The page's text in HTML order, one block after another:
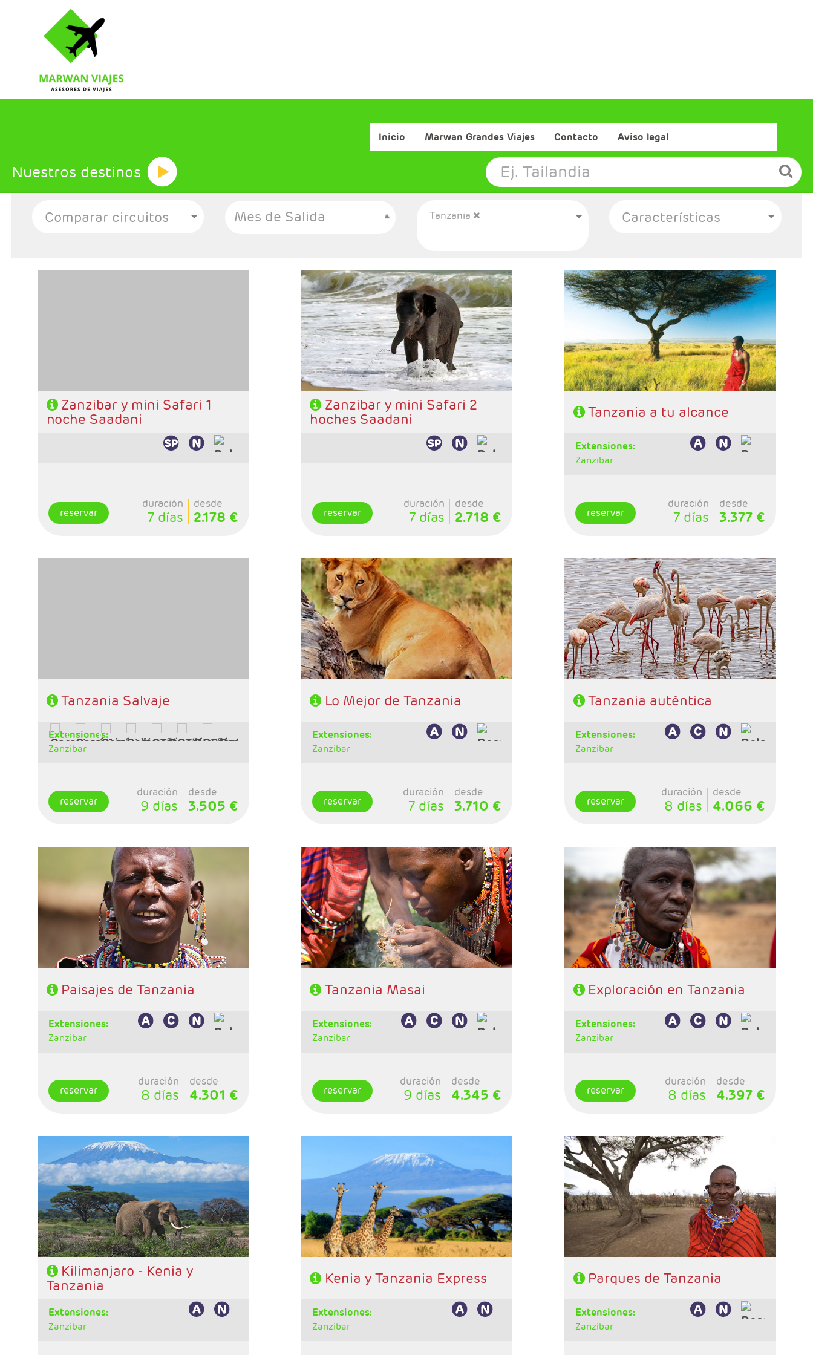
Inicio Marwan Grandes Viajes Contacto Aviso legal
Nuestros destinos
Mes de Salida Tanzania
Zanzibar y mini Safari 1
noche Saadani
reservar
duración
7 días
desde
2.178 €
- Salidas: Diarias
- Ruta: Stone Town 1 noche, Sadani 2 noche y
playas de Zanzibar 2 noches (ampliables)
- Categoría hotelera: A elección del cliente
- Régimen: Pensión completa en safari y de
libre elección en Zanzibar
Zanzibar y mini Safari 2
hoches Saadani
reservar
duración
7 días
desde
2.718 €
- Salidas:Martes y sábados
- Ruta: 1 noche Tarangire, 2 noches serengeti
y 1 noche Karatu
- Régimen: Pensión completa
Tanzania a tu alcance
extensiones:
Zanzibar
reservar
duración
7 días
desde
3.377 €
Tanzania Salvaje
extensiones:
Zanzibar
reservar
duración
9 días
desde
3.505 €
- Salidas:Martes
- Ruta: 1 noche Karatu, 2n Serengeti,1n
Tarangire
- Régimen: Pensión completa
- A destacar: Visado a la entrada del país.
Lo Mejor de Tanzania
extensiones:
Zanzibar
reservar
duración
7 días
desde
3.710 €
- Salidas: Martes
- Ruta: 1noche Campamento Masai, 1 noche
Tarangire, 2n Serengeti, 1 noche Ngorongoro
- Régimen: Pensión completa
- A destacar: Visado a la entrada del país.
Tanzania auténtica
extensiones:
Zanzibar
reservar
duración
8 días
desde
4.066 €
- Salidas: Martes
- Ruta: 2 noche Lake Manyara, 2 noches
Serengeti, 1 noche Ngorongoro
- Régimen: Pensión completa
Paisajes de Tanzania
extensiones:
Zanzibar
reservar
duración
8 días
desde
4.301 €
- Salidas: Martes
- Ruta: 1n Poblado Masai 1n Tarangire, 2n
Serengeti, 2n Karatu.
- Régimen: Pensión completa
Tanzania Masai
extensiones:
Zanzibar
reservar
duración
9 días
desde
4.345 €
- Salidas: Sábados
- Ruta: 1n Tarangire, 2n Serengeti, 2 n
Karatu/Ngorongoro
- Régimen: Pensión completa
Exploración en Tanzania
extensiones:
Zanzibar
reservar
duración
8 días
desde
4.397 €
- Salidas: Sábados
- Ruta: 2n Amboseli, 1n Arusha, 1n Karatu, 2n
Serengeti y 1n Tarangire
- Régimen: Pensión completa en el safari.
- A destacar: Visados electrónico antes de la
salida del viaje.
Kilimanjaro - Kenia y
Tanzania
extensiones:
Zanzibar
- Salidas: Sábados
- Ruta: 2n Amboseli, 1n Arusha, 1n Karatu y 2n
Serengeti.
- Régimen: Pensión completa en el safari.
- A destacar: Visados electrónico antes de la
salida del viaje.
Kenia y Tanzania Express
extensiones:
Zanzibar
- Salidas: Sábados
- Ruta: 1 noche Tarangire, 2 noches Serengeti,
2 noches Karatu, 1 noche Lake Eyasi y 1 noche
Lake Manyara
- Régimen: Pensión completa
Parques de Tanzania
extensiones:
Zanzibar